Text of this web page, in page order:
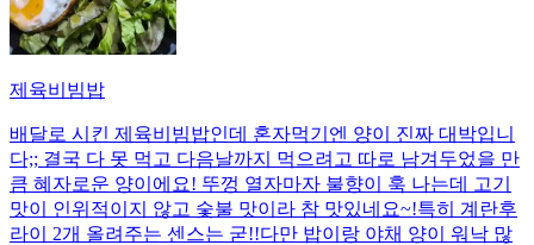
제육비빔밥
배달로 시킨 제육비빔밥인데 혼자먹기엔 양이 진짜 대박입니
다;; 결국 다 못 먹고 다음날까지 먹으려고 따로 남겨두었을 만
큼 혜자로운 양이에요! 뚜껑 열자마자 불향이 훅 나는데 고기
맛이 인위적이지 않고 숯불 맛이라 참 맛있네요~!특히 계란후
라이 2개 올려주는 센스는 굳!! ​다만 밥이랑 야채 양이 워낙 많